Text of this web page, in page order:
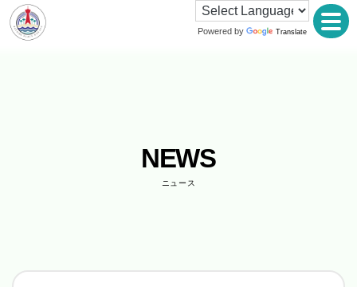
Powered by Translate
NEWS
ニュース